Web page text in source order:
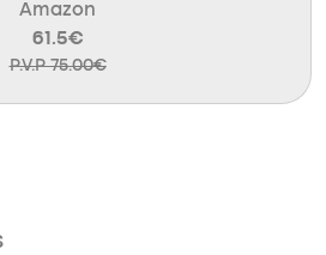
Amazon
61.5€
P.V.P 75.00€